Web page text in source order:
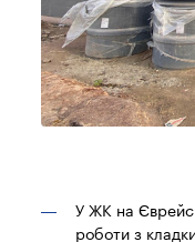
У ЖК на
роботи з кладки